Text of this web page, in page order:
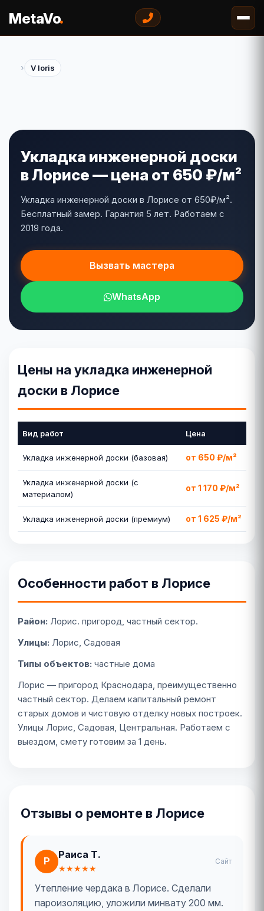
MetaVo.
› V loris
Укладка инженерной доски
в Лорисе — цена от 650 ₽/м²
Укладка инженерной доски в Лорисе от 650₽/м².
Бесплатный замер. Гарантия 5 лет. Работаем с
2019 года.
Вызвать мастера
WhatsApp
Цены на укладка инженерной
доски в Лорисе
Вид работ Цена
Укладка инженерной доски (базовая) от 650 ₽/м²
Укладка инженерной доски (с
материалом)
от 1 170 ₽/м²
Укладка инженерной доски (премиум) от 1 625 ₽/м²
Особенности работ в Лорисе
Район: Лорис. пригород, частный сектор.
Улицы: Лорис, Садовая
Типы объектов: частные дома
Лорис — пригород Краснодара, преимущественно
частный сектор. Делаем капитальный ремонт
старых домов и чистовую отделку новых построек.
Улицы Лорис, Садовая, Центральная. Работаем с
выездом, смету готовим за 1 день.
Отзывы о ремонте в Лорисе
Р
Раиса Т.
★★★★★
Сайт
Утепление чердака в Лорисе. Сделали
пароизоляцию, уложили минвату 200 мм.